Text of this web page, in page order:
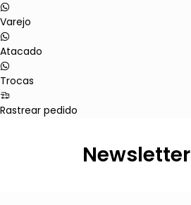
Varejo
Atacado
Trocas
Rastrear pedido
Newsletter